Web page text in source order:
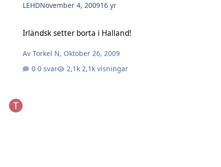
LEHDNovember 4, 200916 yr
Irländsk setter borta i Halland!
AvTorkel N, Oktober 26, 2009
0 svar
2,1k visningar